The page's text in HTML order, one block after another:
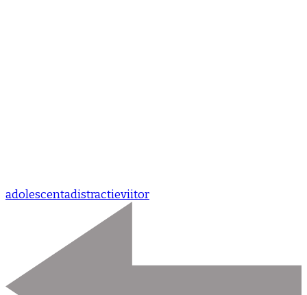
adolescentadistractieviitor